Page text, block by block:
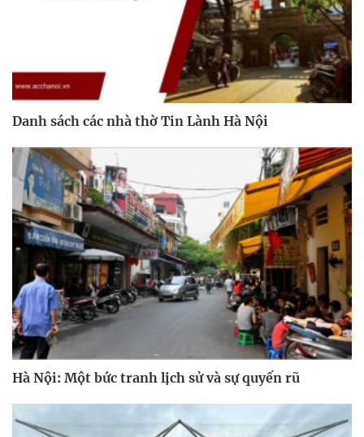
Danh sách các nhà thờ Tin Lành Hà Nội
Hà Nội: Một bức tranh lịch sử và sự quyến rũ